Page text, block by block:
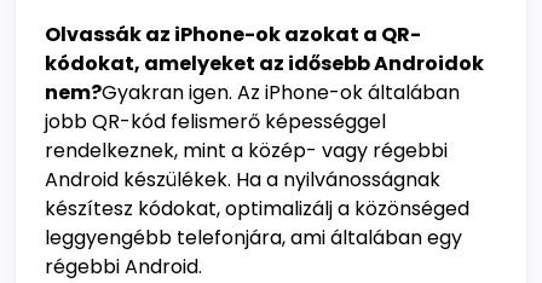
Olvassák az iPhone-ok azokat a QR-
kódokat, amelyeket az idősebb Androidok
nem?Gyakran igen. Az iPhone-ok általában
jobb QR-kód felismerő képességgel
rendelkeznek, mint a közép- vagy régebbi
Android készülékek. Ha a nyilvánosságnak
készítesz kódokat, optimalizálj a közönséged
leggyengébb telefonjára, ami általában egy
régebbi Android.